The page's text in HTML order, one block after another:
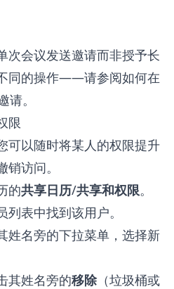
次会议发送邀请而非授予长
同的操作——请参阅如何在
请。
限
可以随时将某人的权限提升
访问。
的共享日历/共享和权限。
表中找到该用户。
姓名旁的下拉菜单，选择新
其姓名旁的移除（垃圾桶或